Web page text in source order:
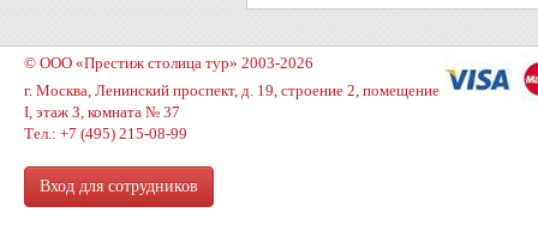
© ООО «Престиж столица тур» 2003-2026
г. Москва, Ленинский проспект, д. 19, строение 2, помещение
I, этаж 3, комната № 37
Тел.: +7 (495) 215-08-99
Вход для сотрудников